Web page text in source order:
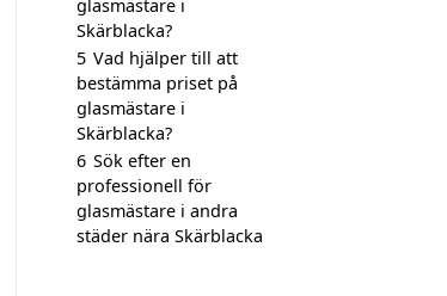
glasmästare i
Skärblacka?
5 Vad hjälper till att
bestämma priset på
glasmästare i
Skärblacka?
6 Sök efter en
professionell för
glasmästare i andra
städer nära Skärblacka